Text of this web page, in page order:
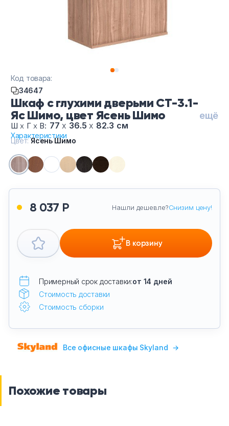
Шкаф с глухими дверьми СТ-3.1-
Яс Шимо, цвет Ясень Шимо
ещё
Шх Г х В: 77х 36.5х 82.3 см
Характеристики
Код товара:
34647
8 037 Р Нашли дешевле?Снизим цену!
В корзину
Примерный срок доставки:от 14 дней
Стоимость доставки
Стоимость сборки
Цвет:Ясень Шимо
Все офисные шкафы Skyland →
Похожие товары
Тумбы офисные
Офисные шкафы
Обеденная зона
Искусственные растения
Кашпо